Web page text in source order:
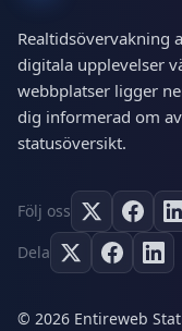
Realtidsövervakning
digitala upplevelser
webbplatser ligger
dig informerad om
statusöversikt.
Följ oss
Dela
© 2026 Entireweb